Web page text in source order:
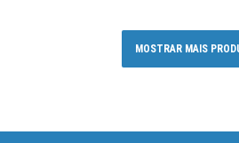
MOSTRAR MAIS